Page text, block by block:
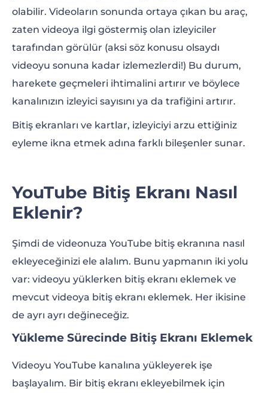
olabilir. Videoların sonunda ortaya çıkan bu araç,
zaten videoya ilgi göstermiş olan izleyiciler
tarafından görülür (aksi söz konusu olsaydı
videoyu sonuna kadar izlemezlerdi!) Bu durum,
harekete geçmeleri ihtimalini artırır ve böylece
kanalınızın izleyici sayısını ya da trafiğini artırır.
Bitiş ekranları ve kartlar, izleyiciyi arzu ettiğiniz
eyleme ikna etmek adına farklı bileşenler sunar.
YouTube Bitiş Ekranı Nasıl
Eklenir?
Şimdi de videonuza YouTube bitiş ekranına nasıl
ekleyeceğinizi ele alalım. Bunu yapmanın iki yolu
var: videoyu yüklerken bitiş ekranı eklemek ve
mevcut videoya bitiş ekranı eklemek. Her ikisine
de ayrı ayrı değineceğiz.
Yükleme Sürecinde Bitiş Ekranı Eklemek
Videoyu YouTube kanalına yükleyerek işe
başlayalım. Bir bitiş ekranı ekleyebilmek için